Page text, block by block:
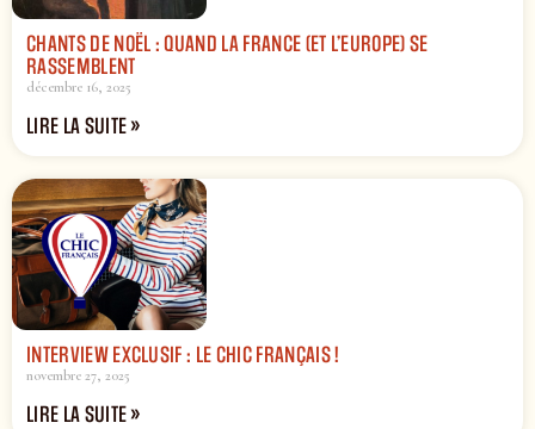
CHANTS DE NOËL : QUAND LA FRANCE (ET L’EUROPE) SE
RASSEMBLENT
décembre 16, 2025
LIRE LA SUITE »
INTERVIEW EXCLUSIF : LE CHIC FRANÇAIS !
novembre 27, 2025
LIRE LA SUITE »